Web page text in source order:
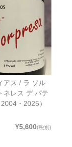
アス / ラ ソル
ネレス デ パテ
・2025）
¥5,600(税別)